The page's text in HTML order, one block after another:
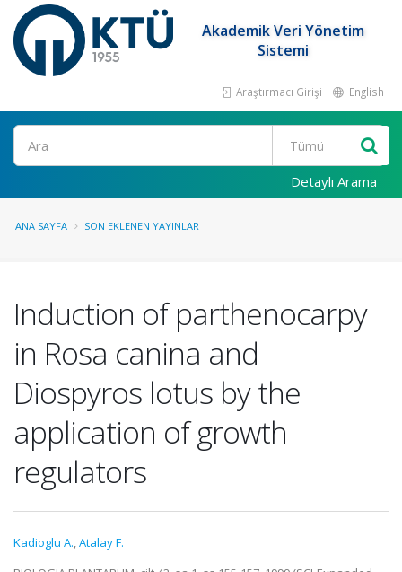
Akademik Veri Yönetim
Sistemi
Araştırmacı Girişi English
Ara
Detaylı Arama
ANA SAYFA SON EKLENEN YAYINLAR
Induction of parthenocarpy
in Rosa canina and
Diospyros lotus by the
application of growth
regulators
Kadioglu A.,Atalay F.